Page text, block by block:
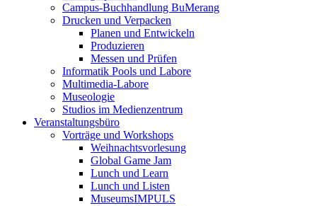
Campus-Buchhandlung BuMerang
Drucken und Verpacken
Planen und Entwickeln
Produzieren
Messen und Prüfen
Informatik Pools und Labore
Multimedia-Labore
Museologie
Studios im Medienzentrum
Veranstaltungsbüro
Vorträge und Workshops
Weihnachtsvorlesung
Global Game Jam
Lunch und Learn
Lunch und Listen
MuseumsIMPULS